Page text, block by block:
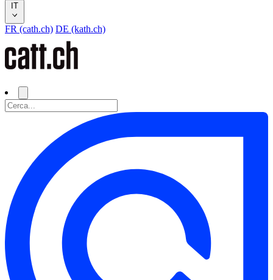
IT
FR (cath.ch) DE (kath.ch)